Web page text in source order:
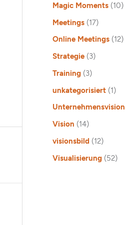
Magic Moments(10)
Meetings(17)
Online Meetings(12)
Strategie(3)
Training(3)
unkategorisiert(1)
Unternehmensvision
Vision (14)
visionsbild (12)
Visualisierung(52)